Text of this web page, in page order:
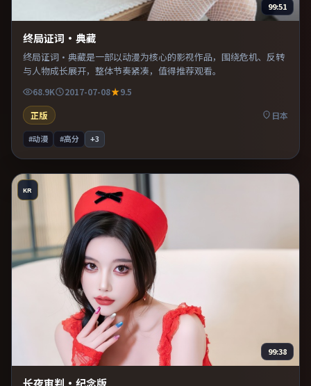
99:51
终局证词·典藏
终局证词·典藏是一部以动漫为核心的影视作品，围绕危机、反转
与人物成长展开，整体节奏紧凑，值得推荐观看。
68.9K 2017-07-08
9.5
正版
日本
#动漫 #高分 +3
KR
99:38
长夜审判·纪念版